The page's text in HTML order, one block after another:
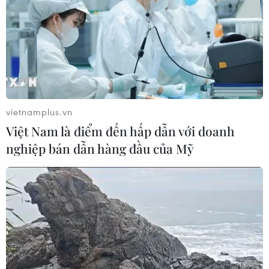
Bỉ tìm ra hướng đi mới trong điều trị
ung thư gan di căn
07/08/2026 04:05
Chưa có bằng chứng truyền máu trẻ
giúp chống lão hóa
Nước thải từ máy bay có thể giúp
phát hiện sớm nguy cơ đại dịch
06/08/2026 22:30
Thành lập Hội đồng cấp Nhà nước
vietnamplus.vn
Việt Nam là điểm đến hấp dẫn với doanh
nghiệp bán dẫn hàng đầu của Mỹ